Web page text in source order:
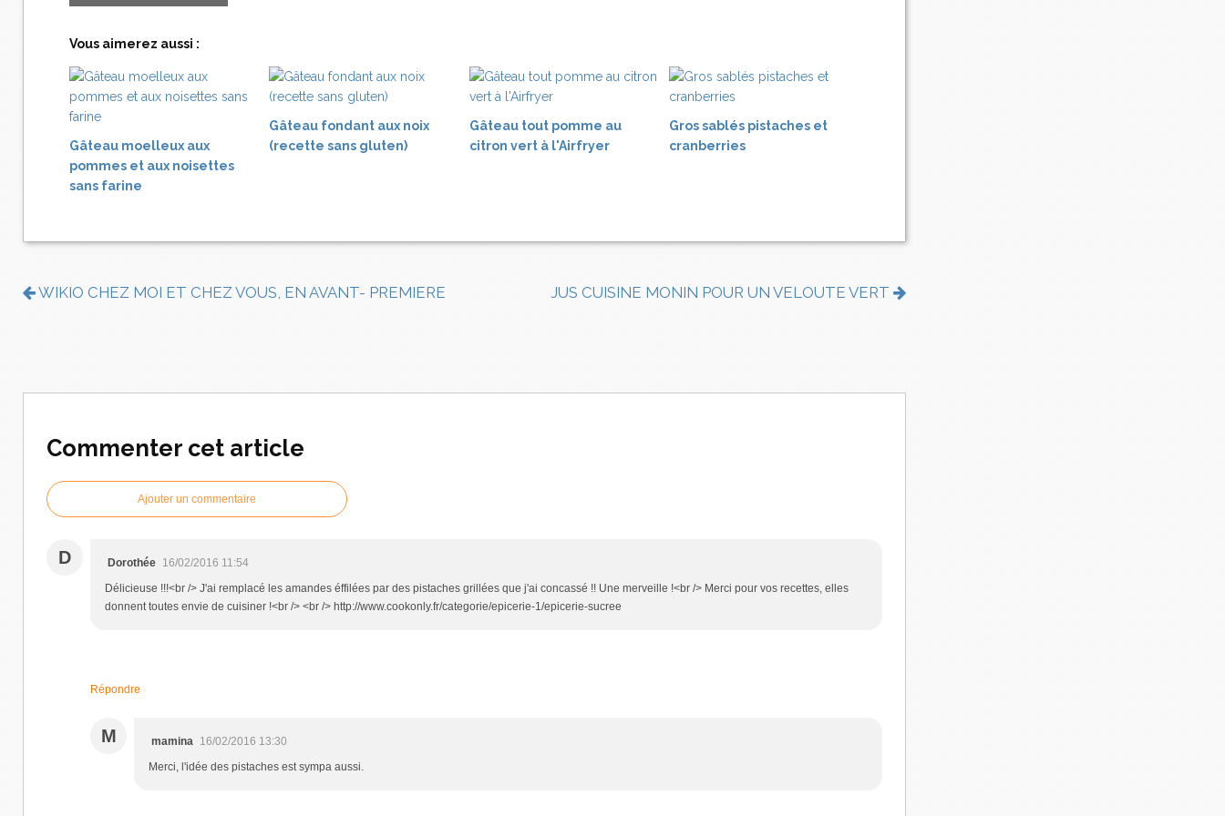
Vous aimerez aussi :
Gâteau moelleux aux
pommes et aux noisettes
sans farine
Gâteau fondant aux noix
(recette sans gluten)
Gâteau tout pomme au
citron vert à l'Airfryer
Gros sablés pistaches et
cranberries
WIKIO CHEZ MOI ET CHEZ VOUS, EN AVANT- PREMIERE JUS CUISINE MONIN POUR UN VELOUTE VERT
Commenter cet article
Ajouter un commentaire
D Dorothée 16/02/2016 11:54
Délicieuse !!!<br /> J'ai remplacé les amandes éffilées par des pistaches grillées que j'ai concassé !! Une merveille !<br /> Merci pour vos recettes, elles
donnent toutes envie de cuisiner !<br /> <br /> http://www.cookonly.fr/categorie/epicerie-1/epicerie-sucree
Répondre
M mamina
16/02/2016 13:30
Merci, l'idée des pistaches est sympa aussi.